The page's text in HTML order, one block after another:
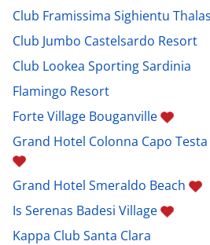
Club Framissima Sighientu
Club Jumbo Castelsardo Resort
Club Lookea Sporting Sardinia
Flamingo Resort
Forte Village Bouganville
Grand Hotel Colonna Capo Testa
Grand Hotel Smeraldo Beach
Is Serenas Badesi Village
Kappa Club Santa Clara